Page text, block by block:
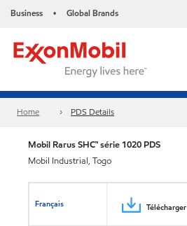
Business • Global Brands
Home PDS Details
Mobil Rarus SHC™ série 1020 PDS
Mobil Industrial, Togo
Français Télécharger